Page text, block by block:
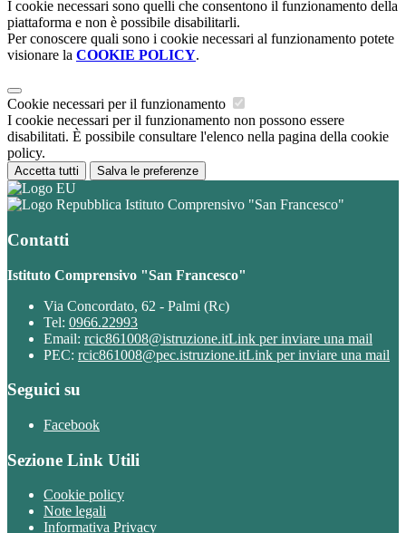
I cookie necessari sono quelli che consentono il funzionamento della
piattaforma e non è possibile disabilitarli.
Per conoscere quali sono i cookie necessari al funzionamento potete
visionare la COOKIE POLICY.
Cookie necessari per il funzionamento
I cookie necessari per il funzionamento non possono essere
disabilitati. È possibile consultare l'elenco nella pagina della cookie
policy.
Accetta tutti Salva le preferenze
Istituto Comprensivo "San Francesco"
Contatti
Istituto Comprensivo "San Francesco"
Via Concordato, 62 - Palmi (Rc)
Tel: 0966.22993
Email: rcic861008@istruzione.itLink per inviare una mail
PEC: rcic861008@pec.istruzione.itLink per inviare una mail
Seguici su
Facebook
Sezione Link Utili
Cookie policy
Note legali
Informativa Privacy